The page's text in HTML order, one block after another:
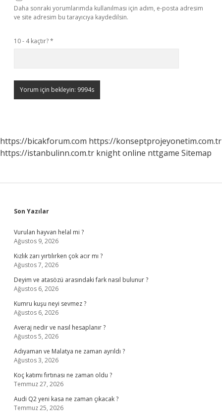
Daha sonraki yorumlarımda kullanılması için adım, e-posta adresim
ve site adresim bu tarayıcıya kaydedilsin.
10 - 4 kaçtır?*
https://bicakforum.com https://konseptprojeyonetim.com.tr
https://istanbulinn.com.tr knight online nttgame Sitemap
Sidebar
Son Yazılar
Vurulan hayvan helal mi ?
Ağustos 9, 2026
Kızlık zarı yırtılırken çok acır mı ?
Ağustos 7, 2026
Deyim ve atasözü arasındaki fark nasıl bulunur ?
Ağustos 6, 2026
Kumru kuşu neyi sevmez ?
Ağustos 6, 2026
Averaj nedir ve nasıl hesaplanır ?
Ağustos 5, 2026
Adıyaman ve Malatya ne zaman ayrıldı ?
Ağustos 3, 2026
Koç katımı fırtınası ne zaman oldu ?
Temmuz 27, 2026
Audi Q2 yeni kasa ne zaman çıkacak ?
Temmuz 25, 2026